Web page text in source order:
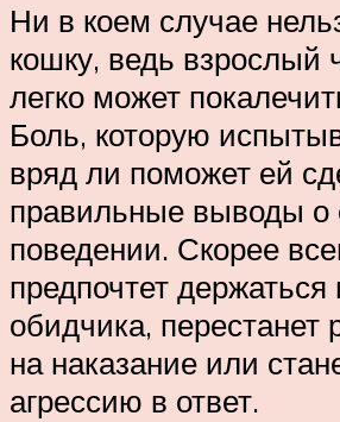
Ни в коем случае
кошку, ведь взрослый
легко может
Боль, которую
вряд ли поможет ей
правильные выводы о
поведении. Скорее
предпочтет
обидчика, перестанет
на наказание или
агрессию в ответ.